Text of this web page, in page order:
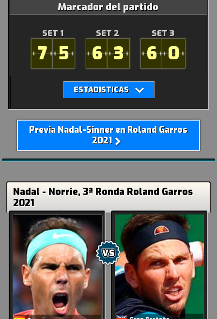
Marcador del partido
SET 1
7 5
SET 2
6 3
SET 3
6 0
Previa Nadal-Sinner en Roland Garros
2021
Nadal - Norrie, 3ª Ronda Roland Garros
2021